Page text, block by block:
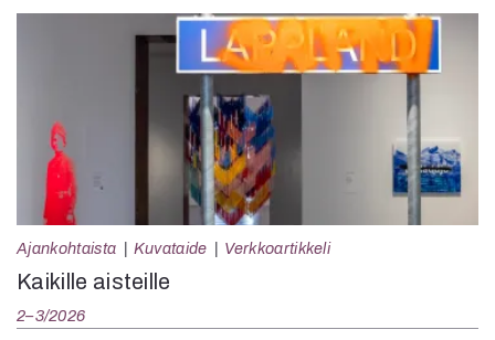
Ajankohtaista Kuvataide Verkkoartikkeli
Kaikille aisteille
2–3/2026